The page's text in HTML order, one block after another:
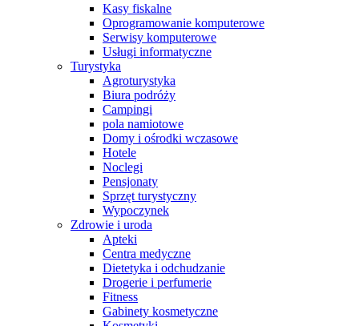
Kasy fiskalne
Oprogramowanie komputerowe
Serwisy komputerowe
Usługi informatyczne
Turystyka
Agroturystyka
Biura podróży
Campingi
pola namiotowe
Domy i ośrodki wczasowe
Hotele
Noclegi
Pensjonaty
Sprzęt turystyczny
Wypoczynek
Zdrowie i uroda
Apteki
Centra medyczne
Dietetyka i odchudzanie
Drogerie i perfumerie
Fitness
Gabinety kosmetyczne